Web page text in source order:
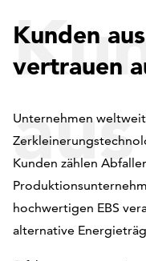
Kunden
vertrauen
Unternehmen
Kunden zählen
hochwertigen EBS
alternative